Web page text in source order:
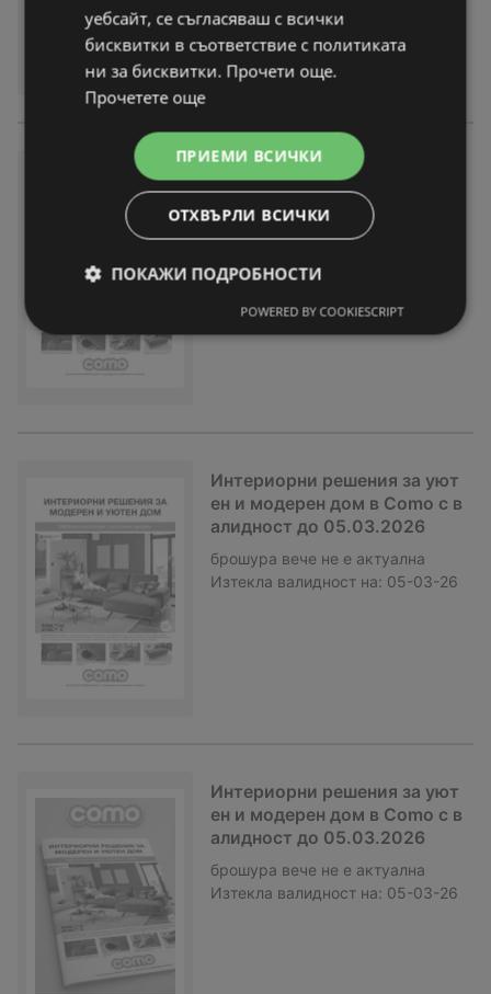
Интериорни решения за уют
ен и модерен дом в Como с в
алидност до 05.03.2026
Изтекла валидност на:
Интериорни решения за уют
ен и модерен дом в Como с в
алидност до 05.03.2026
брошура вече не е актуална
Изтекла валидност на: 05-03-26
Интериорни решения за уют
ен и модерен дом в Como с в
алидност до 05.03.2026
брошура вече не е актуална
Изтекла валидност на: 05-03-26
уебсайт, се съгласяваш с всички
бисквитки в съответствие с политиката
ни за бисквитки. Прочети още.
Прочетете още
ПРИЕМИ ВСИЧКИ
ОТХВЪРЛИ ВСИЧКИ
ПОКАЖИ ПОДРОБНОСТИ
POWERED BY COOKIESCRIPT